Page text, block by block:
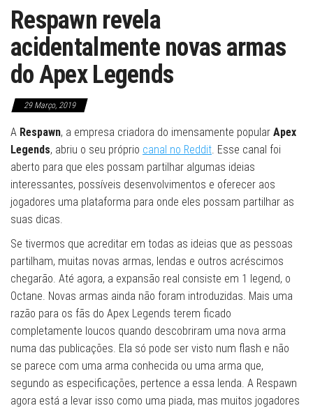
Respawn revela
acidentalmente novas armas
do Apex Legends
29 Março, 2019
A Respawn, a empresa criadora do imensamente popular Apex
Legends, abriu o seu próprio canal no Reddit . Esse canal foi
aberto para que eles possam partilhar algumas ideias
interessantes, possíveis desenvolvimentos e oferecer aos
jogadores uma plataforma para onde eles possam partilhar as
suas dicas.
Se tivermos que acreditar em todas as ideias que as pessoas
partilham, muitas novas armas, lendas e outros acréscimos
chegarão. Até agora, a expansão real consiste em 1 legend, o
Octane. Novas armas ainda não foram introduzidas. Mais uma
razão para os fãs do Apex Legends terem ficado
completamente loucos quando descobriram uma nova arma
numa das publicações. Ela só pode ser visto num flash e não
se parece com uma arma conhecida ou uma arma que,
segundo as especificações, pertence a essa lenda. A Respawn
agora está a levar isso como uma piada, mas muitos jogadores